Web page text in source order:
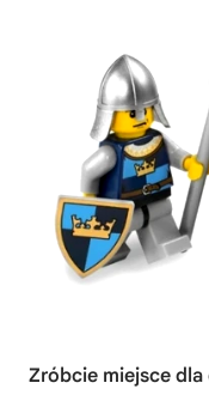
Zróbcie miejsce